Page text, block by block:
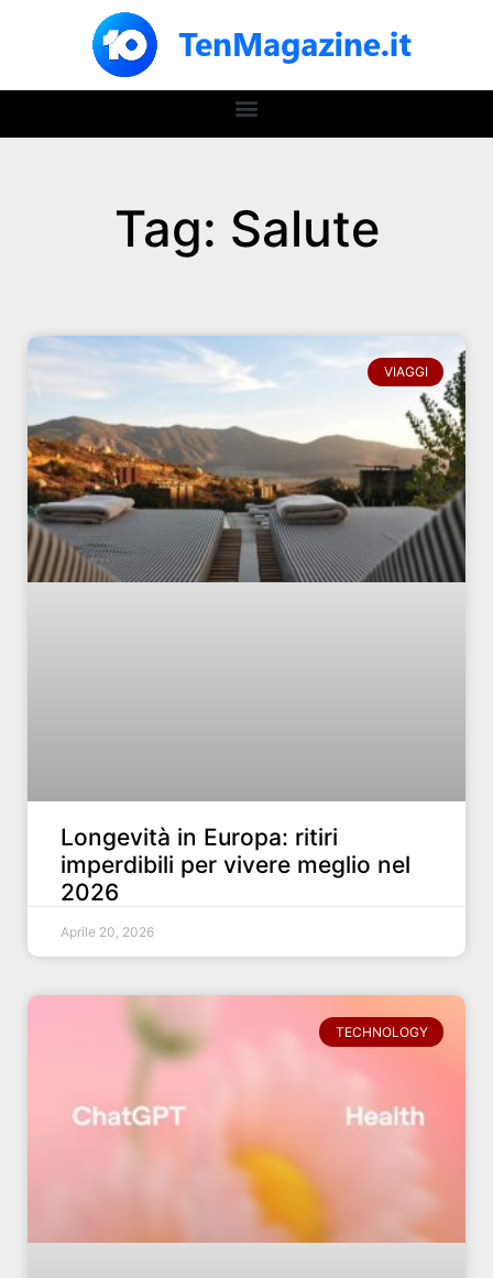
Tag: Salute
VIAGGI
Longevità in Europa: ritiri
imperdibili per vivere meglio nel
2026
Aprile 20, 2026
TECHNOLOGY